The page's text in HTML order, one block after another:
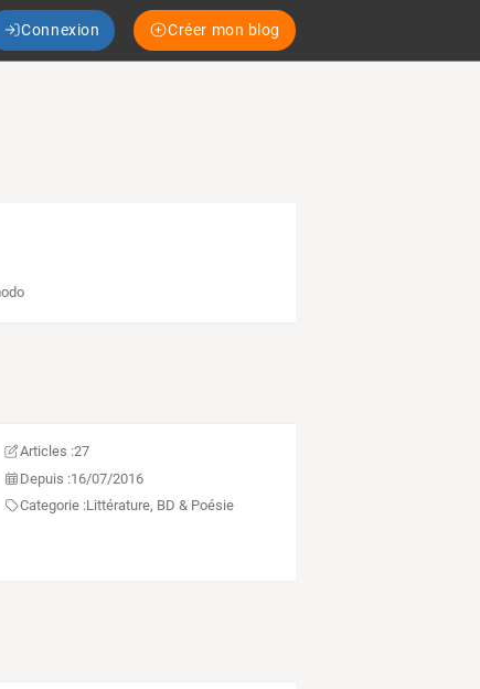
Connexion Créer mon blog
Articles :27
Depuis :16/07/2016
Categorie :Littérature, BD & Poésie